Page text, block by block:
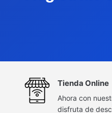
Tienda Online
Ahora con
disfruta de